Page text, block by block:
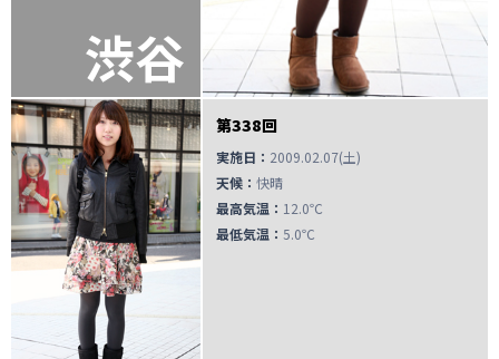
渋谷
第338回
実施日： 2009.02.07(土)
天候： 快晴
最高気温： 12.0℃
最低気温： 5.0℃